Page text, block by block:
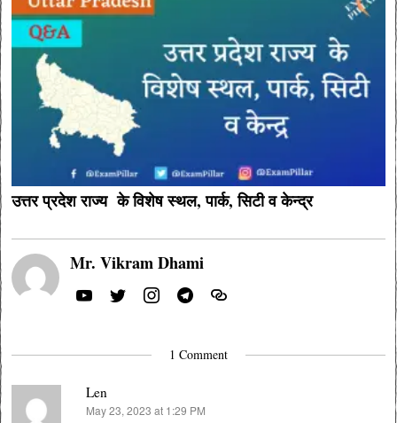
उत्तर प्रदेश राज्य के विशेष स्थल, पार्क, सिटी व केन्द्र
Mr. Vikram Dhami
1 Comment
Len
says:
May 23, 2023 at 1:29 PM